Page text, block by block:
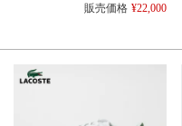
ムーブ メンズ シューズ
販売価格 ¥22,000